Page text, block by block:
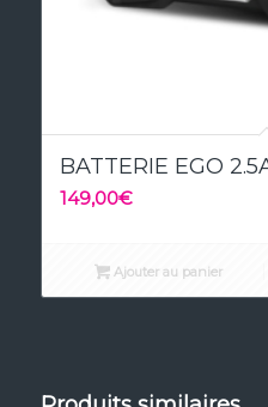
BATTERIE EGO
149,00€
Ajouter au panier